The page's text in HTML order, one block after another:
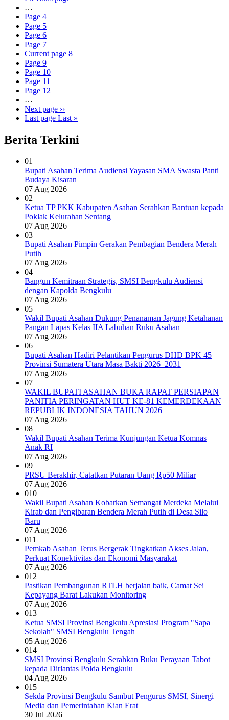
…
Page 4
Page 5
Page 6
Page 7
Current page 8
Page 9
Page 10
Page 11
Page 12
…
Next page ››
Last page Last »
Berita Terkini
01
Bupati Asahan Terima Audiensi Yayasan SMA Swasta Panti
Budaya Kisaran
07 Aug 2026
02
Ketua TP PKK Kabupaten Asahan Serahkan Bantuan kepada
Poklak Kelurahan Sentang
07 Aug 2026
03
Bupati Asahan Pimpin Gerakan Pembagian Bendera Merah
Putih
07 Aug 2026
04
Bangun Kemitraan Strategis, SMSI Bengkulu Audiensi
dengan Kapolda Bengkulu
07 Aug 2026
05
Wakil Bupati Asahan Dukung Penanaman Jagung Ketahanan
Pangan Lapas Kelas IIA Labuhan Ruku Asahan
07 Aug 2026
06
Bupati Asahan Hadiri Pelantikan Pengurus DHD BPK 45
Provinsi Sumatera Utara Masa Bakti 2026–2031
07 Aug 2026
07
WAKIL BUPATI ASAHAN BUKA RAPAT PERSIAPAN
PANITIA PERINGATAN HUT KE-81 KEMERDEKAAN
REPUBLIK INDONESIA TAHUN 2026
07 Aug 2026
08
Wakil Bupati Asahan Terima Kunjungan Ketua Komnas
Anak RI
07 Aug 2026
09
PRSU Berakhir, Catatkan Putaran Uang Rp50 Miliar
07 Aug 2026
010
Wakil Bupati Asahan Kobarkan Semangat Merdeka Melalui
Kirab dan Pengibaran Bendera Merah Putih di Desa Silo
Baru
07 Aug 2026
011
Pemkab Asahan Terus Bergerak Tingkatkan Akses Jalan,
Perkuat Konektivitas dan Ekonomi Masyarakat
07 Aug 2026
012
Pastikan Pembangunan RTLH berjalan baik, Camat Sei
Kepayang Barat Lakukan Monitoring
07 Aug 2026
013
Ketua SMSI Provinsi Bengkulu Apresiasi Program "Sapa
Sekolah" SMSI Bengkulu Tengah
05 Aug 2026
014
SMSI Provinsi Bengkulu Serahkan Buku Perayaan Tabot
kepada Dirlantas Polda Bengkulu
04 Aug 2026
015
Sekda Provinsi Bengkulu Sambut Pengurus SMSI, Sinergi
Media dan Pemerintahan Kian Erat
30 Jul 2026